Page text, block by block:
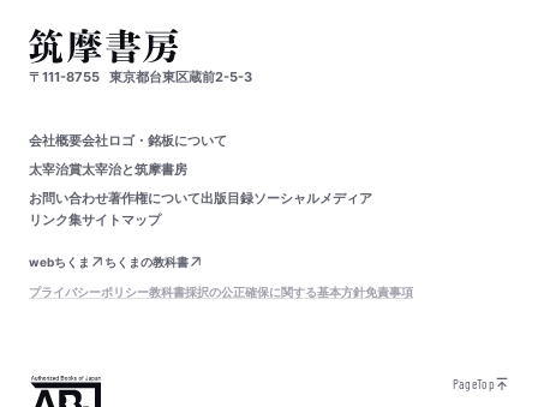
〒111-8755 東京都台東区蔵前2-5-3
会社概要会社ロゴ・銘板について
太宰治賞太宰治と筑摩書房
お問い合わせ著作権について出版目録ソーシャルメディア
リンク集サイトマップ
webちくま
ちくまの教科書
プライバシーポリシー教科書採択の公正確保に関する基本方針免責事項
PageTop